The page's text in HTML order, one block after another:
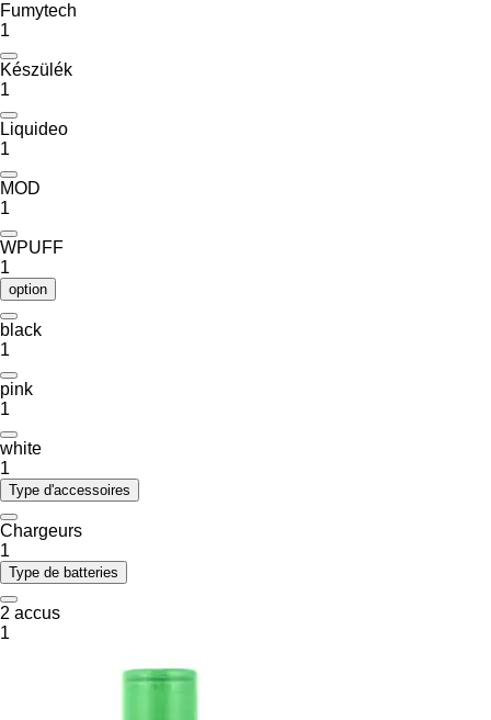
Fumytech
1
Készülék
1
Liquideo
1
MOD
1
WPUFF
1
option
black
1
pink
1
white
1
Type d'accessoires
Chargeurs
1
Type de batteries
2 accus
1